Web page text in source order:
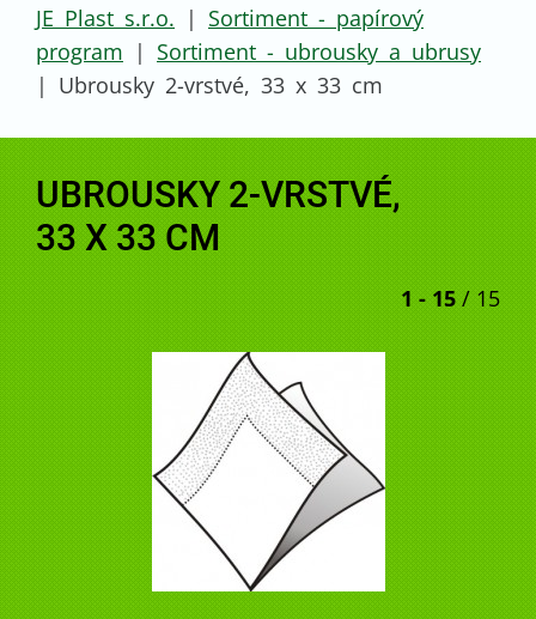
JE Plast s.r.o. | Sortiment - papírový
program | Sortiment - ubrousky a ubrusy
| Ubrousky 2-vrstvé, 33 x 33 cm
UBROUSKY 2-VRSTVÉ,
33 X 33 CM
1 - 15 / 15